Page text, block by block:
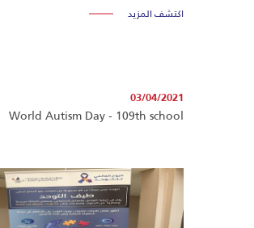
اكتشف المزيد
03/04/2021
World Autism Day - 109th school